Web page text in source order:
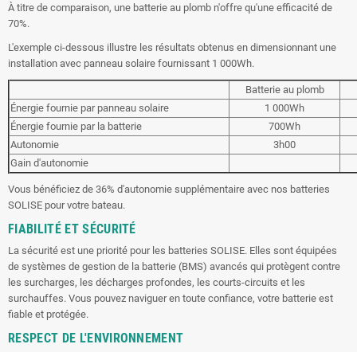
À titre de comparaison, une batterie au plomb n'offre qu'une efficacité de
70%.
L'exemple ci-dessous illustre les résultats obtenus en dimensionnant une
installation avec panneau solaire fournissant 1 000Wh.
Batterie au plomb
Énergie fournie par panneau solaire
1 000Wh
Énergie fournie par la batterie
700Wh
Autonomie
3h00
Gain d'autonomie
Vous bénéficiez de 36% d'autonomie supplémentaire avec nos batteries
SOLISE pour votre bateau.
FIABILITÉ ET SÉCURITÉ
La sécurité est une priorité pour les batteries SOLISE. Elles sont équipées
de systèmes de gestion de la batterie (BMS) avancés qui protègent contre
les surcharges, les décharges profondes, les courts-circuits et les
surchauffes. Vous pouvez naviguer en toute confiance, votre batterie est
fiable et protégée.
RESPECT DE L'ENVIRONNEMENT